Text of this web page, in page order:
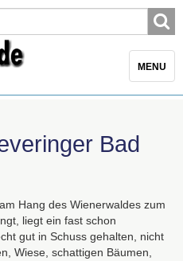
Toggle
MENU
Bad
Hang des Wienerwaldes zum
liegt ein fast schon
gut in Schuss gehalten, nicht
Wiese, schattigen Bäumen,